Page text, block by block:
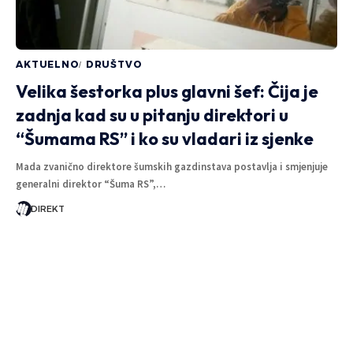
AKTUELNO DRUŠTVO
Velika šestorka plus glavni šef: Čija je
zadnja kad su u pitanju direktori u
“Šumama RS” i ko su vladari iz sjenke
Mada zvanično direktore šumskih gazdinstava postavlja i smjenjuje
generalni direktor “Šuma RS”,…
DIREKT